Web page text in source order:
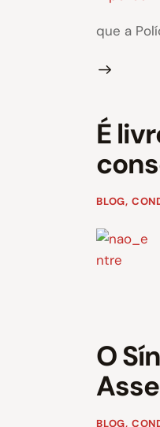
que a
É
BLOG,
O
BLOG,